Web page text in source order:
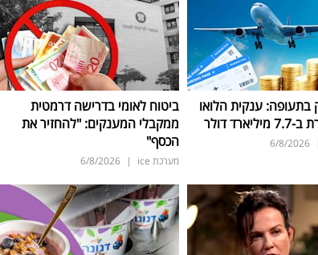
ענקית הלואו
דולר
6/8/2026
ביטוח לאומי בדרישה דרמטית
ממקבלי המענקים: "להחזיר את
הכסף"
מערכת ice |
6/8/2026